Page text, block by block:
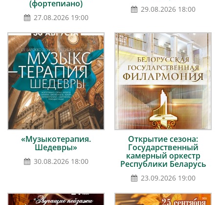
(фортепиано)
27.08.2026 19:00
29.08.2026 18:00
«Музыкотерапия.
Шедевры»
30.08.2026 18:00
Открытие сезона:
Государственный
камерный оркестр
Республики Беларусь
23.09.2026 19:00